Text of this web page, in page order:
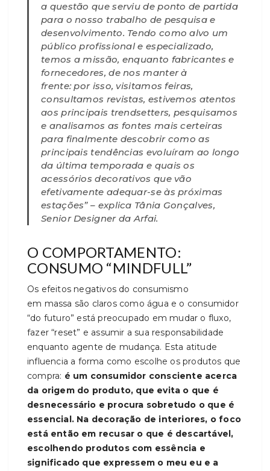
a questão que serviu de ponto de partida
para o nosso trabalho de pesquisa e
desenvolvimento. Tendo como alvo um
público profissional e especializado,
temos a missão, enquanto fabricantes e
fornecedores, de nos manter à
frente: por isso, visitamos feiras,
consultamos revistas, estivemos atentos
aos principais trendsetters, pesquisamos
e analisamos as fontes mais certeiras
para finalmente descobrir como as
principais tendências evoluíram ao longo
da última temporada e quais os
acessórios decorativos que vão
efetivamente adequar-se às próximas
estações” – explica Tânia Gonçalves,
Senior Designer da Arfai.
O COMPORTAMENTO:
CONSUMO “MINDFULL”
Os efeitos negativos do consumismo
em massa são claros como água e o consumidor
“do futuro” está preocupado em mudar o fluxo,
fazer “reset” e assumir a sua responsabilidade
enquanto agente de mudança. Esta atitude
influencia a forma como escolhe os produtos que
compra: é um consumidor consciente acerca
da origem do produto, que evita o que é
desnecessário e procura sobretudo o que é
essencial. Na decoração de interiores, o foco
está então em recusar o que é descartável,
escolhendo produtos com essência e
significado que expressem o meu eu e a